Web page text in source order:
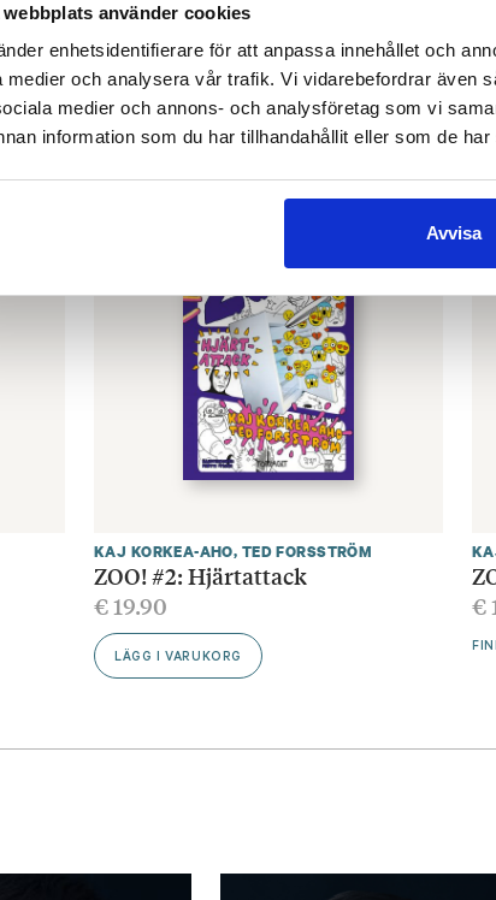
webbplats använder cookies
enhetsidentifierare för att anpassa innehållet och
medier och analysera vår trafik. Vi vidarebefordrar även
medier och annons- och analysföretag som vi
information som du har tillhandahållit eller som de
Avvisa
KAJ KORKEA-AHO
Röda rummet – pocket
€ 13.90
€
KAJ KORKEA-AHO, TED FORSSTRÖM
ZOO! #2: Hjärtattack
€19.90
LÄGG I VARUKORG
€